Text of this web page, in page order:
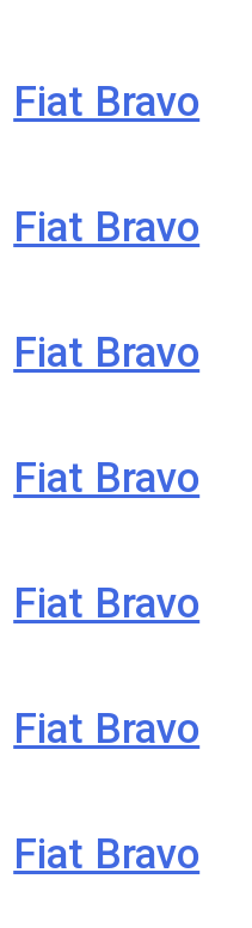
Fiat Bravo
Fiat Bravo
Fiat Bravo
Fiat Bravo
Fiat Bravo
Fiat Bravo
Fiat Bravo